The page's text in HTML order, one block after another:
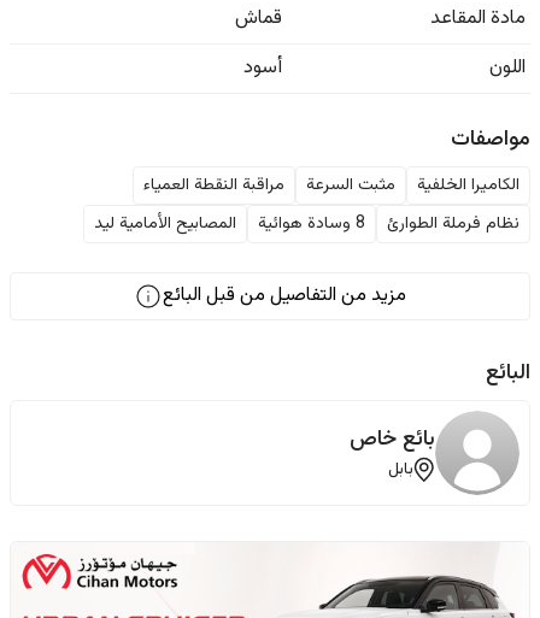
مادة المقاعد
قماش
اللون
أسود
مواصفات
الكاميرا الخلفية مثبت السرعة
مراقبة النقطة العمياء
نظام فرملة الطوارئ
8 وسادة هوائية المصابيح الأمامية ليد
مزيد من التفاصيل من قبل البائع
البائع
بائع خاص
بابل